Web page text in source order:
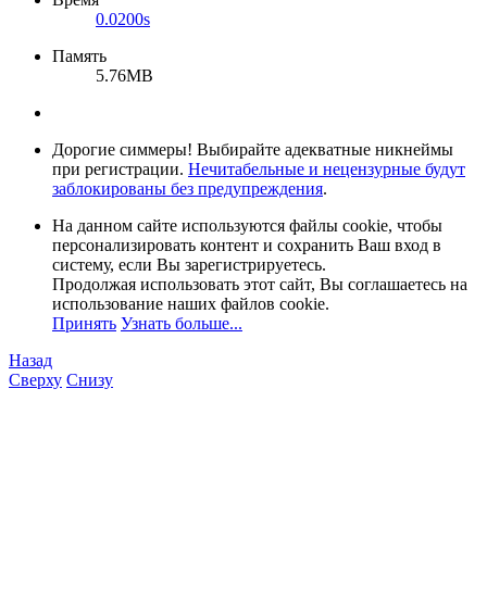
0.0200s
Память
5.76MB
Дорогие симмеры! Выбирайте адекватные никнеймы
при регистрации. Нечитабельные и нецензурные будут
заблокированы без предупреждения.
На данном сайте используются файлы cookie, чтобы
персонализировать контент и сохранить Ваш вход в
систему, если Вы зарегистрируетесь.
Продолжая использовать этот сайт, Вы соглашаетесь на
использование наших файлов cookie.
Принять Узнать больше...
Назад
Сверху Снизу